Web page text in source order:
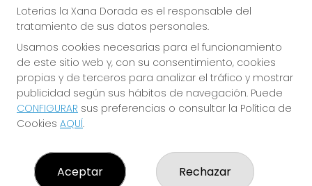
ADMINISTRACION DE LOTERIAS: 9-AVILES - RECEPTOR
OFICIAL: 57750
Clica aquí para contactar por WhatsApp
614069067
info@laxanadorada.com
Fernandez Balsera 26 bajo
Aviles, 33402
(Asturias) España
LEGAL
Aviso Legal
Loterias la Xana Dorada es el responsable del
tratamiento de sus datos personales.
Usamos cookies necesarias para el funcionamiento
de este sitio web y, con su consentimiento, cookies
propias y de terceros para analizar el tráfico y mostrar
publicidad según sus hábitos de navegación. Puede
CONFIGURAR sus preferencias o consultar la Política de
Cookies AQUÍ.
Aceptar Rechazar